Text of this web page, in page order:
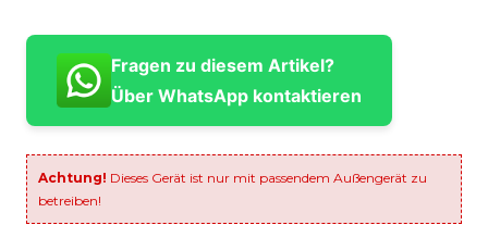
Fragen zu diesem Artikel?
Über WhatsApp kontaktieren
Achtung! Dieses Gerät ist nur mit passendem Außengerät zu
betreiben!